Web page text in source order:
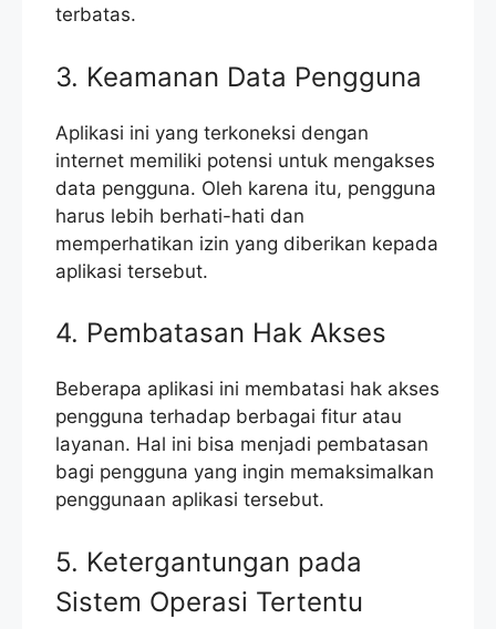
terbatas.
3. Keamanan Data Pengguna
Aplikasi ini yang terkoneksi dengan
internet memiliki potensi untuk mengakses
data pengguna. Oleh karena itu, pengguna
harus lebih berhati-hati dan
memperhatikan izin yang diberikan kepada
aplikasi tersebut.
4. Pembatasan Hak Akses
Beberapa aplikasi ini membatasi hak akses
pengguna terhadap berbagai fitur atau
layanan. Hal ini bisa menjadi pembatasan
bagi pengguna yang ingin memaksimalkan
penggunaan aplikasi tersebut.
5. Ketergantungan pada
Sistem Operasi Tertentu